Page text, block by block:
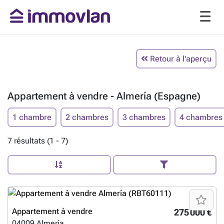
Retour à l'aperçu
Appartement à vendre - Almería (Espagne)
1 chambre 2 chambres 3 chambres 4 chambres
7 résultats (1 - 7)
275 000 €
Appartement à vendre